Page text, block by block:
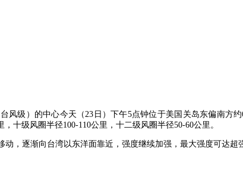
风级）的中心今天（23日）下午5点钟位于美国关岛东偏南方
十级风圈半径100-110公里，十二级风圈半径50-60公里。
，逐渐向台湾以东洋面靠近，强度继续加强，最大强度可达超